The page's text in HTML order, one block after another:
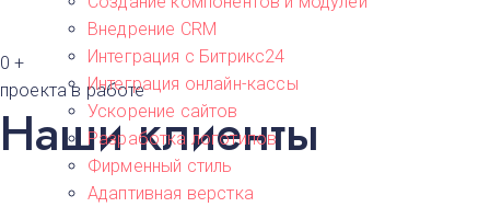
Внедрение CRM
Интеграция с Битрикс24
Интеграция онлайн-кассы
Ускорение сайтов
Разработка логотипов
Фирменный стиль
Адаптивная верстка
0 +
проекта в работе
Наши клиенты